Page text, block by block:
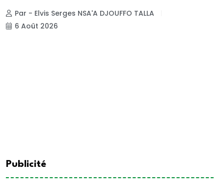
Par - Elvis Serges NSA'A DJOUFFO TALLA
6 Août 2026
Publicité